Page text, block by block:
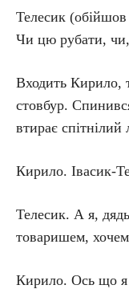
Телесик (обійшов
Чи цю рубати,
Входить Кирило,
стовбур.
втирає
Кирило. Івасик-
Телесик. А я,
товаришем,
Кирило. Ось що я